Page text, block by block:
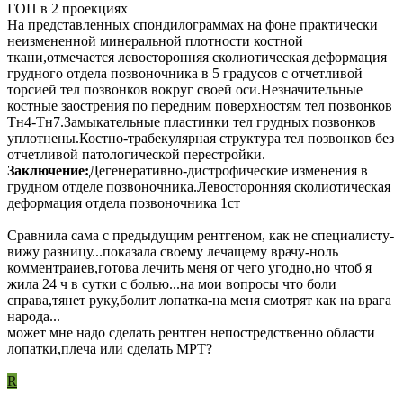
ГОП в 2 проекциях
На представленных спондилограммах на фоне практически
неизмененной минеральной плотности костной
ткани,отмечается левосторонняя сколиотическая деформация
грудного отдела позвоночника в 5 градусов с отчетливой
торсией тел позвонков вокруг своей оси.Незначительные
костные заострения по передним поверхностям тел позвонков
Тн4-Тн7.Замыкательные пластинки тел грудных позвонков
уплотнены.Костно-трабекулярная структура тел позвонков без
отчетливой патологической перестройки.
Заключение:Дегенеративно-дистрофические изменения в
грудном отделе позвоночника.Левосторонняя сколиотическая
деформация отдела позвоночника 1ст
Сравнила сама с предыдущим рентгеном, как не специалисту-
вижу разницу...показала своему лечащему врачу-ноль
комментраиев,готова лечить меня от чего угодно,но чтоб я
жила 24 ч в сутки с болью...на мои вопросы что боли
справа,тянет руку,болит лопатка-на меня смотрят как на врага
народа...
может мне надо сделать рентген непостредственно области
лопатки,плеча или сделать МРТ?
R